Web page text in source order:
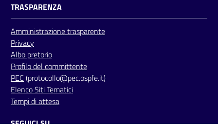
TRASPARENZA
Amministrazione trasparente
Privacy
Albo pretorio
Profilo del committente
PEC (protocollo@pec.ospfe.it)
Elenco Siti Tematici
Tempi di attesa